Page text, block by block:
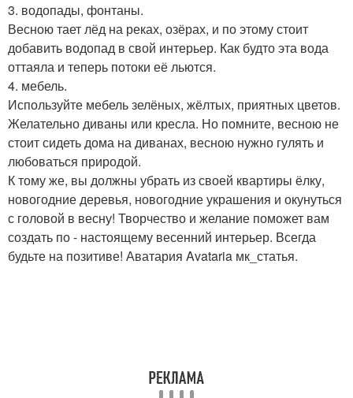
3. водопады, фонтаны.
Весною тает лёд на реках, озёрах, и по этому стоит
добавить водопад в свой интерьер. Как будто эта вода
оттаяла и теперь потоки её льются.
4. мебель.
Используйте мебель зелёных, жёлтых, приятных цветов.
Желательно диваны или кресла. Но помните, весною не
стоит сидеть дома на диванах, весною нужно гулять и
любоваться природой.
К тому же, вы должны убрать из своей квартиры ёлку,
новогодние деревья, новогодние украшения и окунуться
с головой в весну! Творчество и желание поможет вам
создать по - настоящему весенний интерьер. Всегда
будьте на позитиве! Аватария Avataria мк_статья.